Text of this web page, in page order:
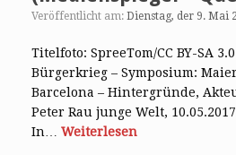
Veröffentlicht am: Dienstag, der 9. Mai
Titelfoto: SpreeTom/CC BY-SA
Bürgerkrieg – Symposium:
Barcelona – Hintergründe,
Peter Rau junge Welt,
In… Weiterlesen